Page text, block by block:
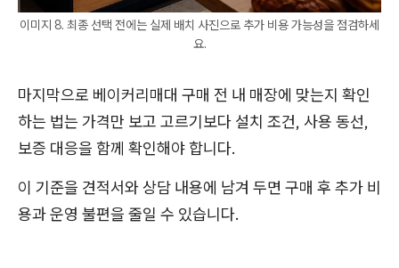
이미지 8. 최종 선택 전에는 실제 배치 사진으로 추가 비용 가능성을 점검하세
요.
마지막으로 베이커리매대 구매 전 내 매장에 맞는지 확인
하는 법는 가격만 보고 고르기보다 설치 조건, 사용 동선,
보증 대응을 함께 확인해야 합니다.
이 기준을 견적서와 상담 내용에 남겨 두면 구매 후 추가 비
용과 운영 불편을 줄일 수 있습니다.